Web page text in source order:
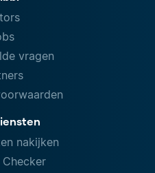
vragen
nakijken